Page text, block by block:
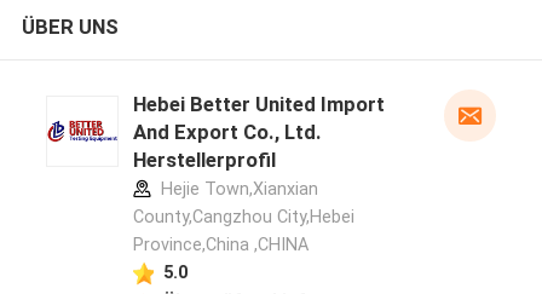
ÜBER UNS
Hebei Better United Import
And Export Co., Ltd.
Herstellerprofil
Hejie Town,Xianxian
County,Cangzhou City,Hebei
Province,China ,CHINA
5.0